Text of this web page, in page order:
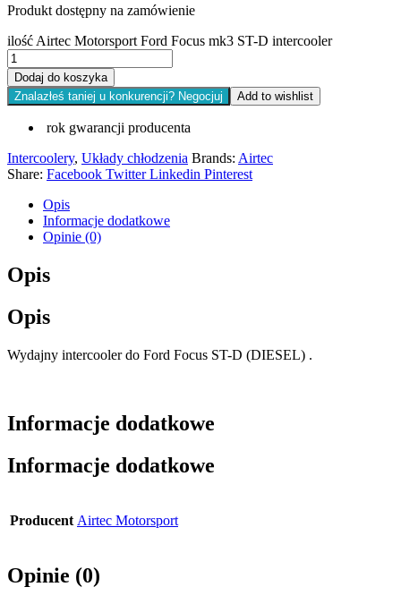
Produkt dostępny na zamówienie
ilość Airtec Motorsport Ford Focus mk3 ST-D intercooler
Dodaj do koszyka
Znalazłeś taniej u konkurencji? Negocjuj
Add to wishlist
rok gwarancji producenta
Intercoolery, Układy chłodzenia Brands: Airtec
Share: Facebook Twitter Linkedin Pinterest
Opis
Informacje dodatkowe
Opinie (0)
Opis
Opis
Wydajny intercooler do Ford Focus ST-D (DIESEL) .
Informacje dodatkowe
Informacje dodatkowe
Producent Airtec Motorsport
Opinie (0)